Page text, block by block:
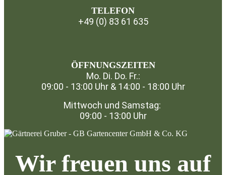
TELEFON
+49 (0) 83 61 635
ÖFFNUNGSZEITEN
Mo. Di. Do. Fr.:
09:00 - 13:00 Uhr & 14:00 - 18:00 Uhr
Mittwoch und Samstag:
09:00 - 13:00 Uhr
Wir freuen uns auf